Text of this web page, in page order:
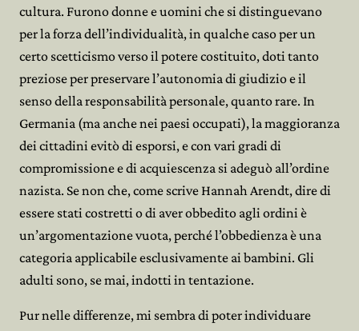
cultura. Furono donne e uomini che si distinguevano
per la forza dell’individualità, in qualche caso per un
certo scetticismo verso il potere costituito, doti tanto
preziose per preservare l’autonomia di giudizio e il
senso della responsabilità personale, quanto rare. In
Germania (ma anche nei paesi occupati), la maggioranza
dei cittadini evitò di esporsi, e con vari gradi di
compromissione e di acquiescenza si adeguò all’ordine
nazista. Se non che, come scrive Hannah Arendt, dire di
essere stati costretti o di aver obbedito agli ordini è
un’argomentazione vuota, perché l’obbedienza è una
categoria applicabile esclusivamente ai bambini. Gli
adulti sono, se mai, indotti in tentazione.
Pur nelle differenze, mi sembra di poter individuare